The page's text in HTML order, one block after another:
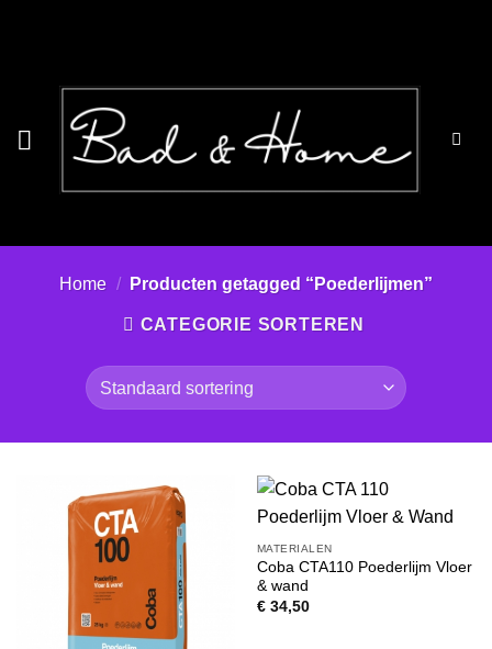
Home / Producten getagged “Poederlijmen”
CATEGORIE SORTEREN
MATERIALEN
Coba CTA110 Poederlijm Vloer
& wand
€34,50